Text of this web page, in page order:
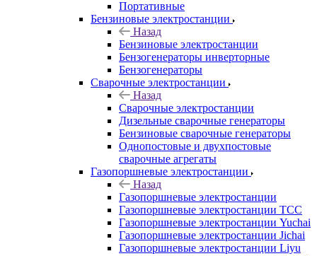
Портативные
Бензиновые электростанции
Назад
Бензиновые электростанции
Бензогенераторы инверторные
Бензогенераторы
Сварочные электростанции
Назад
Сварочные электростанции
Дизельные сварочные генераторы
Бензиновые сварочные генераторы
Однопостовые и двухпостовые
сварочные агрегаты
Газопоршневые электростанции
Назад
Газопоршневые электростанции
Газопоршневые электростанции ТСС
Газопоршневые электростанции Yuchai
Газопоршневые электростанции Jichai
Газопоршневые электростанции Liyu